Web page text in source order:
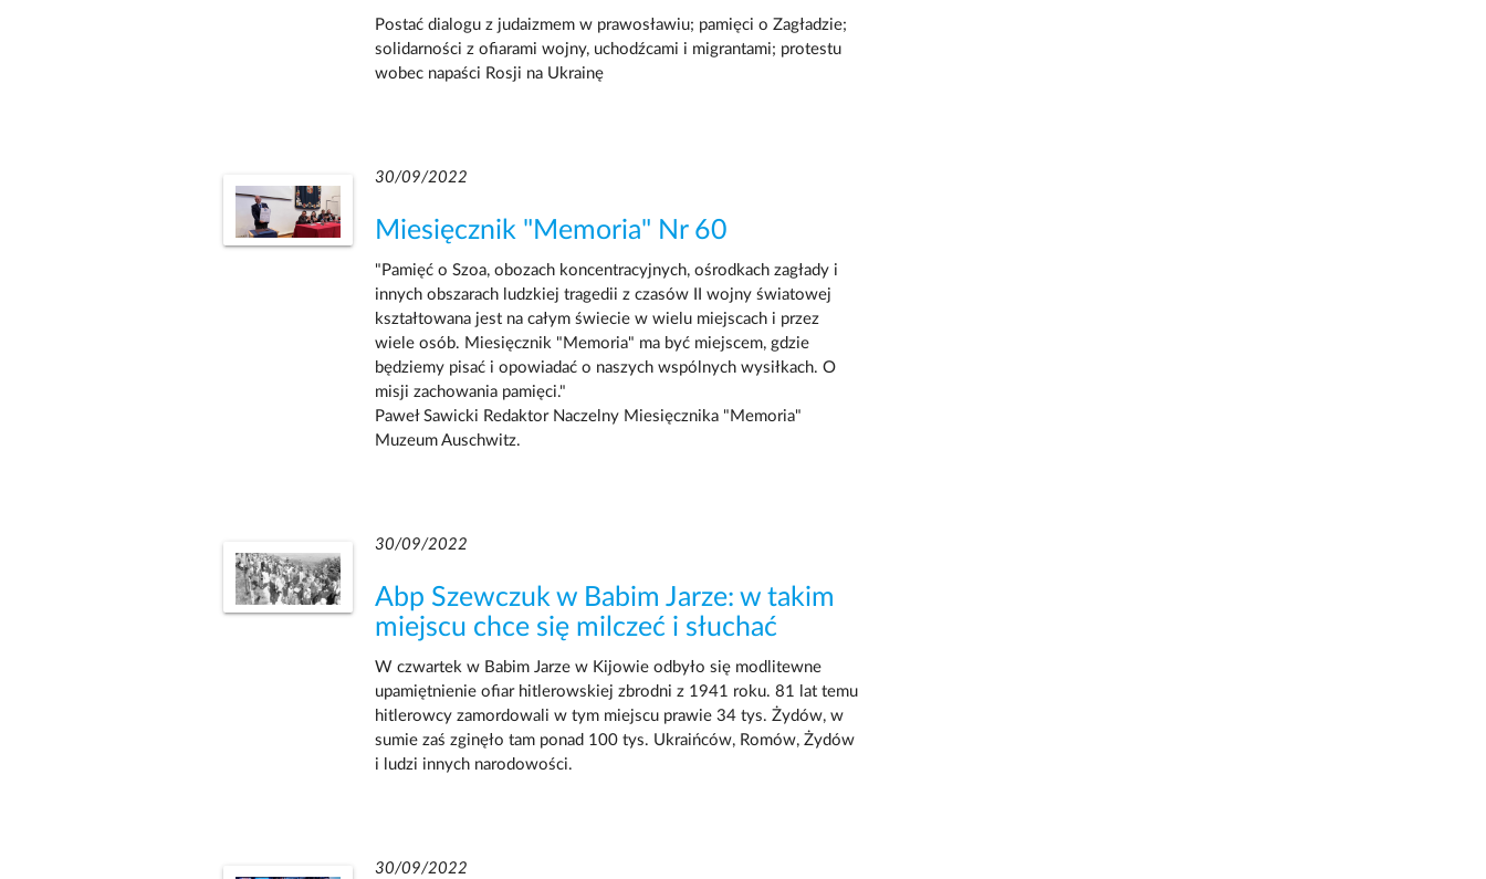
Postać dialogu z judaizmem w prawosławiu; pamięci o Zagładzie;
solidarności z ofiarami wojny, uchodźcami i migrantami; protestu
wobec napaści Rosji na Ukrainę
30/09/2022
Miesięcznik "Memoria" Nr 60
"Pamięć o Szoa, obozach koncentracyjnych, ośrodkach zagłady i
innych obszarach ludzkiej tragedii z czasów II wojny światowej
kształtowana jest na całym świecie w wielu miejscach i przez
wiele osób. Miesięcznik "Memoria" ma być miejscem, gdzie
będziemy pisać i opowiadać o naszych wspólnych wysiłkach. O
misji zachowania pamięci."
Paweł Sawicki Redaktor Naczelny Miesięcznika "Memoria"
Muzeum Auschwitz.
30/09/2022
Abp Szewczuk w Babim Jarze: w takim
miejscu chce się milczeć i słuchać
W czwartek w Babim Jarze w Kijowie odbyło się modlitewne
upamiętnienie ofiar hitlerowskiej zbrodni z 1941 roku. 81 lat temu
hitlerowcy zamordowali w tym miejscu prawie 34 tys. Żydów, w
sumie zaś zginęło tam ponad 100 tys. Ukraińców, Romów, Żydów
i ludzi innych narodowości.
30/09/2022